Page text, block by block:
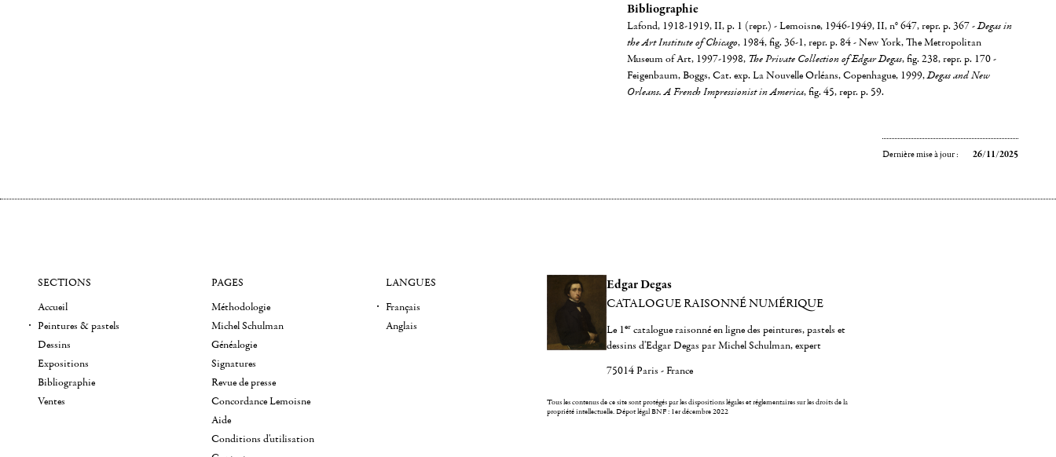
Bibliographie
Lafond, 1918-1919, II, p. 1 (repr.) - Lemoisne, 1946-1949, II, n° 647, repr. p. 367 -Degas in
the Art Institute of Chicago, 1984, fig. 36-1, repr. p. 84 - New York, The Metropolitan
Museum of Art, 1997-1998, The Private Collection of Edgar Degas, fig. 238, repr. p. 170 -
Feigenbaum, Boggs, Cat. exp. La Nouvelle Orléans, Copenhague, 1999,Degas and New
Orleans. A French Impressionist in America, fig. 45, repr. p. 59.
Dernière mise à jour : 26/11/2025
Edgar Degas
CATALOGUE RAISONNÉ NUMÉRIQUE
Le 1er catalogue raisonné en ligne des peintures, pastels et
dessins d'Edgar Degas par Michel Schulman, expert
75014 Paris - France
Tous les contenus de ce site sont protégés par les dispositions légales et réglementaires sur les droits de la
propriété intellectuelle.Dépot légal BNF : 1er décembre 2022
SECTIONS
Accueil
Peintures & pastels
Dessins
Expositions
Bibliographie
Ventes
PAGES
Méthodologie
Michel Schulman
Généalogie
Signatures
Revue de presse
Concordance Lemoisne
Aide
Conditions d'utilisation
LANGUES
Français
Anglais